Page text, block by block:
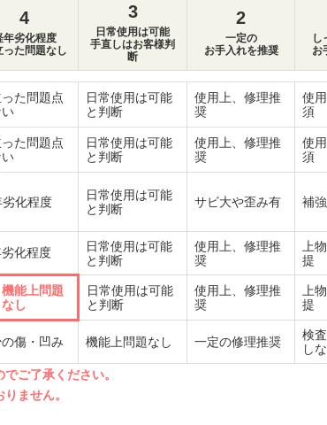
4
年劣化程度
った問題なし
3
日常使用は可能
手直しはお客様判
断
2
一定の
お手入れを推奨
し
お
った問題点
日常使用は可能
と判断
使用上、修理推
奨
使
須
った問題点
日常使用は可能
と判断
使用上、修理推
奨
使
須
劣化程度
日常使用は可能
と判断
サビ大や歪み有 補
化程度
日常使用は可能
と判断
使用上、修理推
奨
上
提
機能上問題
なし
日常使用は可能
と判断
使用上、修理推
奨
上
提
傷・凹み 機能上問題なし 一定の修理推奨
検
し
ご了承ください。
ません。